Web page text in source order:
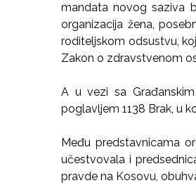
mandata novog saziva
organizacija žena,
roditeljskom odsustvu,
Zakon o zdravstvenom
A u vezi sa
poglavljem 1138 Brak, u
Među predstavnicama
učestvovala i
pravde na Kosovu,